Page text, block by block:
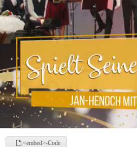
<embed>-Code